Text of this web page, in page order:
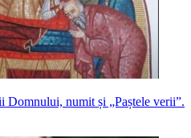
numit și „Paștele verii”.